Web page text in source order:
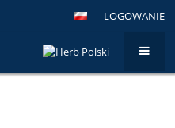
LOGOWANIE